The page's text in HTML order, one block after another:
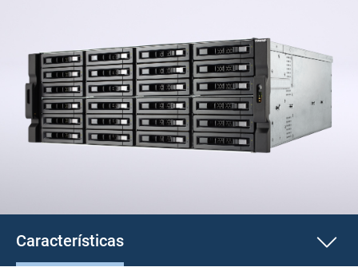
Características